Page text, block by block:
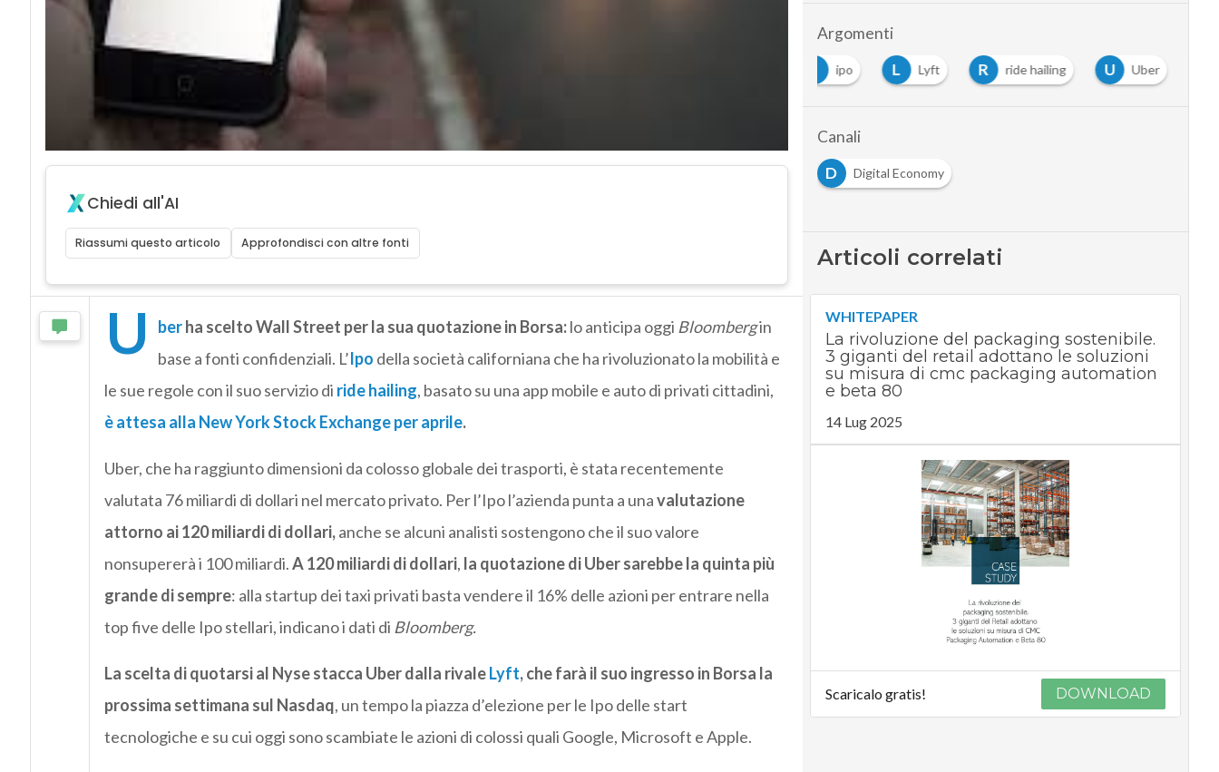
Chiedi all'AI
Riassumi questo articolo Approfondisci con altre fonti
U berha scelto Wall Street per la sua quotazione in Borsa:lo anticipa oggi Bloombergin
base a fonti confidenziali. L’Ipo della società californiana che ha rivoluzionato la mobilità e
le sue regole con il suo servizio di ride hailing, basato su una app mobile e auto di privati cittadini,
è attesa alla New York Stock Exchange per aprile.
Uber, che ha raggiunto dimensioni da colosso globale dei trasporti, è stata recentemente
valutata 76 miliardi di dollari nel mercato privato. Per l’Ipo l’azienda punta a unavalutazione
attorno ai 120 miliardi di dollari,anche se alcuni analisti sostengono che il suo valore
nonsupererà i 100 miliardi.A 120 miliardi di dollari, la quotazione di Uber sarebbe la quinta più
grande di sempre: alla startup dei taxi privati basta vendere il 16% delle azioni per entrare nella
top five delle Ipo stellari, indicano i dati di Bloomberg.
La scelta di quotarsi al Nyse stacca Uber dalla rivaleLyft, che farà il suo ingresso in Borsa la
prossima settimana sul Nasdaq, un tempo la piazza d’elezione per le Ipo delle start
tecnologiche e su cui oggi sono scambiate le azioni di colossi quali Google, Microsoft e Apple.
Argomenti
ipo L Lyft R ride hailing U Uber
Canali
D
Digital Economy
Articoli correlati
WHITEPAPER
La rivoluzione del packaging sostenibile.
3 giganti del retail adottano le soluzioni
su misura di cmc packaging automation
e beta 80
14 Lug 2025
Scaricalo gratis! DOWNLOAD